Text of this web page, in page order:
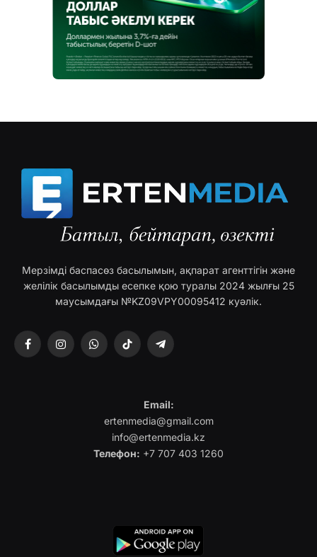
Мерзімді баспасөз басылымын, ақпарат агенттігін және
желілік басылымды есепке қою туралы 2024 жылғы 25
маусымдағы №KZ09VPY00095412 куәлік.
FacebookInstagramWhatsAppTikTok Telegram
Email:
ertenmedia@gmail.com
info@ertenmedia.kz
Телефон: +7 707 403 1260